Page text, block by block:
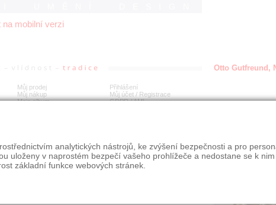
na mobilní verzi
Můj prodej
Můj nákup
Moje album
Přihlášení
Můj účet / Registrace
GDPR/AML
Otto Gutfreund,
analytických nástrojů, ke zvýšení bezpečnosti a pro
uloženy v naprostém bezpečí vašeho prohlížeče a nedostane se k nim
základní funkce webových stránek.